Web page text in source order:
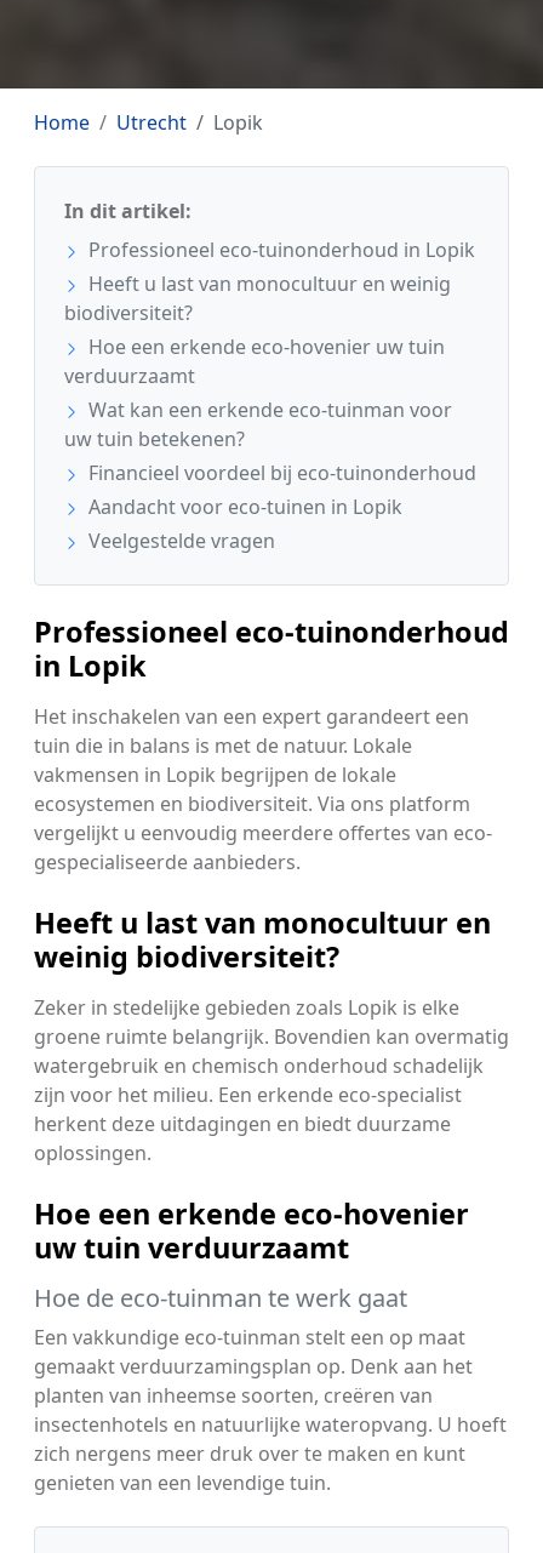
Home Utrecht Lopik
In dit artikel:
Professioneel eco-tuinonderhoud in Lopik
Heeft u last van monocultuur en weinig
biodiversiteit?
Hoe een erkende eco-hovenier uw tuin
verduurzaamt
Wat kan een erkende eco-tuinman voor
uw tuin betekenen?
Financieel voordeel bij eco-tuinonderhoud
Aandacht voor eco-tuinen in Lopik
Veelgestelde vragen
Professioneel eco-tuinonderhoud
in Lopik
Het inschakelen van een expert garandeert een
tuin die in balans is met de natuur. Lokale
vakmensen in Lopik begrijpen de lokale
ecosystemen en biodiversiteit. Via ons platform
vergelijkt u eenvoudig meerdere offertes van eco-
gespecialiseerde aanbieders.
Heeft u last van monocultuur en
weinig biodiversiteit?
Zeker in stedelijke gebieden zoals Lopik is elke
groene ruimte belangrijk. Bovendien kan overmatig
watergebruik en chemisch onderhoud schadelijk
zijn voor het milieu. Een erkende eco-specialist
herkent deze uitdagingen en biedt duurzame
oplossingen.
Hoe een erkende eco-hovenier
uw tuin verduurzaamt
Hoe de eco-tuinman te werk gaat
Een vakkundige eco-tuinman stelt een op maat
gemaakt verduurzamingsplan op. Denk aan het
planten van inheemse soorten, creëren van
insectenhotels en natuurlijke wateropvang. U hoeft
zich nergens meer druk over te maken en kunt
genieten van een levendige tuin.